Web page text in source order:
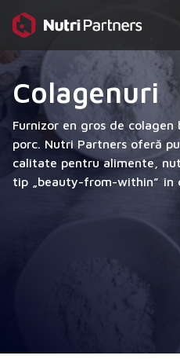
Colagenuri
Furnizor en gros de
porc. Nutri Partners oferă
calitate pentru alimente,
tip „beauty-from-within” în